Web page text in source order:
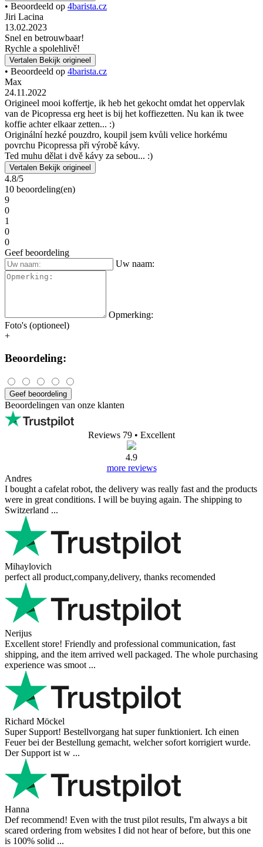
• Beoordeeld op 4barista.cz
Jiri Lacina
13.02.2023
Snel en betrouwbaar!
Rychle a spolehlivě!
Vertalen Bekijk origineel
• Beoordeeld op 4barista.cz
Max
24.11.2022
Origineel mooi koffertje, ik heb het gekocht omdat het oppervlak
van de Picopressa erg heet is bij het koffiezetten. Nu kan ik twee
koffie achter elkaar zetten... :)
Originální hezké pouzdro, koupil jsem kvůli velice horkému
povrchu Picopressa při výrobě kávy.
Ted muhu dělat i dvě kávy za sebou... :)
Vertalen Bekijk origineel
4.8/5
10 beoordeling(en)
9
0
1
0
0
Geef beoordeling
Uw naam:
Opmerking:
Foto's (optioneel)
+
Beoordeling:
Geef beoordeling
Beoordelingen van onze klanten
Reviews 79 • Excellent
4.9
more reviews
Andres
I bought a cafelat robot, the delivery was really fast and the products
were in great conditions. I will be buying again. The shipping to
Switzerland ...
Mihaylovich
perfect all product,company,delivery, thanks recomended
Nerijus
Excellent store! Friendly and professional communication, fast
shipping, and the item arrived well packaged. The whole purchasing
experience was smoot ...
Richard Möckel
Super Support! Bestellvorgang hat super funktioniert. Ich einen
Feuer bei der Bestellung gemacht, welcher sofort korrigiert wurde.
Der Support ist w ...
Hanna
Def recommend! Even with the trust pilot results, I'm always a bit
scared ordering from websites I did not hear of before, but this one
is 100% solid ...